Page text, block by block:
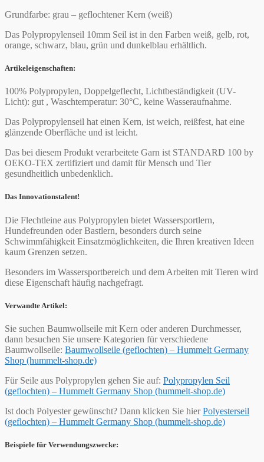
Grundfarbe: grau – geflochtener Kern (weiß)
Das Polypropylenseil 10mm Seil ist in den Farben weiß, gelb, rot,
orange, schwarz, blau, grün und dunkelblau erhältlich.
Artikeleigenschaften:
100% Polypropylen, Doppelgeflecht, Lichtbeständigkeit (UV-
Licht): gut , Waschtemperatur: 30°C, keine Wasseraufnahme.
Das Polypropylenseil hat einen Kern, ist weich, reißfest, hat eine
glänzende Oberfläche und ist leicht.
Das bei diesem Produkt verarbeitete Garn ist STANDARD 100 by
OEKO-TEX zertifiziert und damit für Mensch und Tier
gesundheitlich unbedenklich.
Das Innovationstalent!
Die Flechtleine aus Polypropylen bietet Wassersportlern,
Hundefreunden oder Bastlern, besonders durch seine
Schwimmfähigkeit Einsatzmöglichkeiten, die Ihren kreativen Ideen
kaum Grenzen setzen.
Besonders im Wassersportbereich und dem Arbeiten mit Tieren wird
diese Eigenschaft häufig nachgefragt.
Verwandte Artikel:
Sie suchen Baumwollseile mit Kern oder anderen Durchmesser,
dann besuchen Sie unsere Kategorien für verschiedene
Baumwollseile: Baumwollseile (geflochten) – Hummelt Germany
Shop (hummelt-shop.de)
Für Seile aus Polypropylen gehen Sie auf: Polypropylen Seil
(geflochten) – Hummelt Germany Shop (hummelt-shop.de)
Ist doch Polyester gewünscht? Dann klicken Sie hierPolyesterseil
(geflochten) – Hummelt Germany Shop (hummelt-shop.de)
Beispiele für Verwendungszwecke: